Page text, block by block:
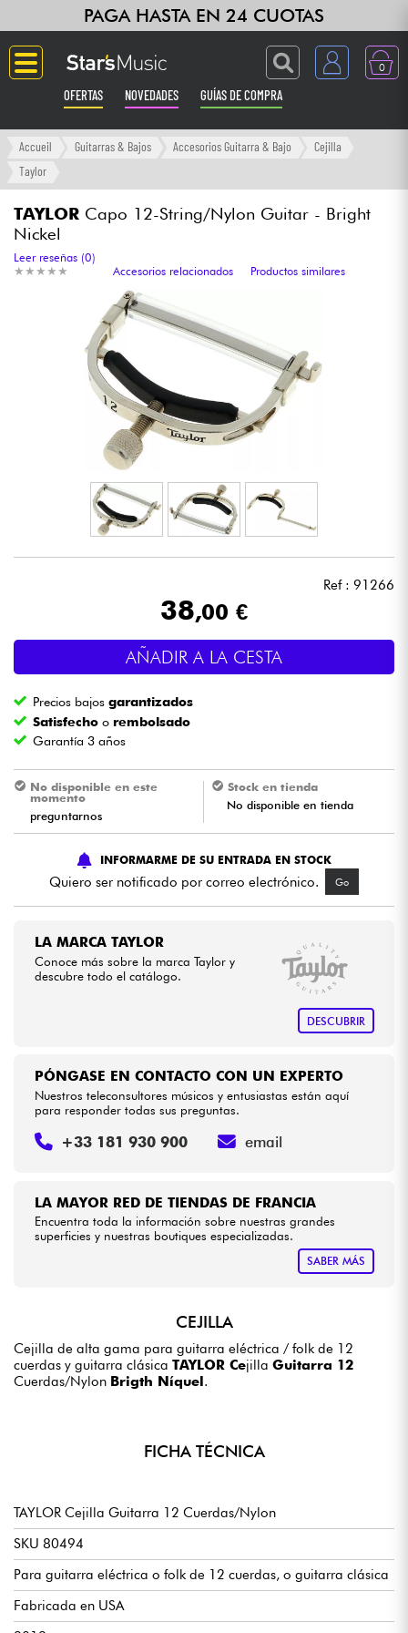
PAGA HASTA EN 24 CUOTAS
0
OFERTAS NOVEDADES GUÍAS DE COMPRA
Langue
Sintetizadores & samplers
Grabación
Auriculares
Batería y percusión
Vientos
Niños
Cables & Acces.
HiFi
Bundle
Accueil Guitarras & Bajos Accesorios Guitarra & Bajo
Cejilla
Taylor
TAYLOR Capo 12-String/Nylon Guitar - Bright
Nickel
★ ★ ★ ★ ★
★ ★ ★ ★ ★
Leer reseñas (0)
Accesorios relacionados
Productos similares
Ref : 91266
38,00 €
AÑADIR A LA CESTA
Precios bajosgarantizados
Satisfecho o rembolsado
Garantía 3 años
No disponible en este
momento
preguntarnos
Stock en tienda
No disponible en tienda
INFORMARME DE SU ENTRADA EN STOCK
Quiero ser notificado por correo electrónico. Go
LA MARCA TAYLOR
Conoce más sobre la marca Taylor y
descubre todo el catálogo.
DESCUBRIR
LA MAYOR RED DE TIENDAS DE FRANCIA
Encuentra toda la información sobre nuestras grandes
superficies y nuestras boutiques especializadas.
SABER MÁS
PÓNGASE EN CONTACTO CON UN EXPERTO
Nuestros teleconsultores músicos y entusiastas están aquí
para responder todas sus preguntas.
+33 181 930 900 email
CEJILLA
Cejilla de alta gama para guitarra eléctrica / folk de 12
cuerdas y guitarra clásica TAYLOR Cejilla Guitarra 12
Cuerdas/Nylon Brigth Níquel.
FICHA TÉCNICA
TAYLOR Cejilla Guitarra 12 Cuerdas/Nylon
SKU 80494
Para guitarra eléctrica o folk de 12 cuerdas, o guitarra clásica
Fabricada en USA